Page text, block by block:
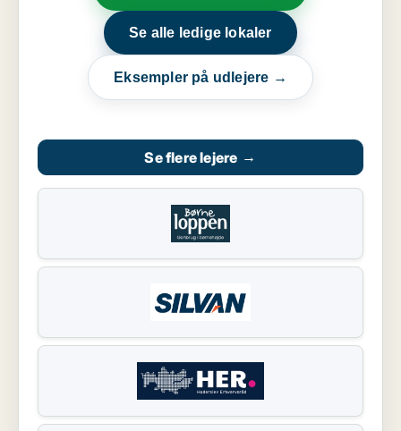
Se alle ledige lokaler
Eksempler på udlejere →
Se flere lejere →